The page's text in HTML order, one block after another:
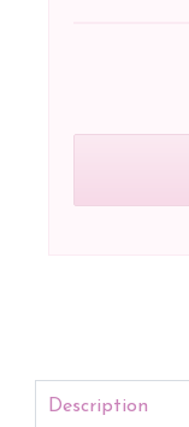
Description